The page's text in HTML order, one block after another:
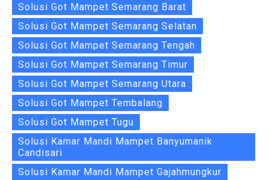
Solusi Got Mampet Semarang Barat
Solusi Got Mampet Semarang Selatan
Solusi Got Mampet Semarang Tengah
Solusi Got Mampet Semarang Timur
Solusi Got Mampet Semarang Utara
Solusi Got Mampet Tembalang
Solusi Got Mampet Tugu
Solusi Kamar Mandi Mampet Banyumanik
Candisari
Solusi Kamar Mandi Mampet Gajahmungkur